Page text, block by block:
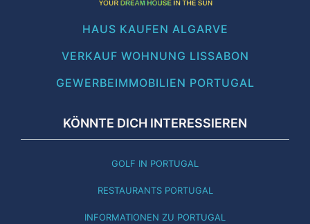
HAUS KAUFEN ALGARVE
VERKAUF WOHNUNG LISSABON
GEWERBEIMMOBILIEN PORTUGAL
KÖNNTE DICH INTERESSIEREN
GOLF IN PORTUGAL
RESTAURANTS PORTUGAL
INFORMATIONEN ZU PORTUGAL